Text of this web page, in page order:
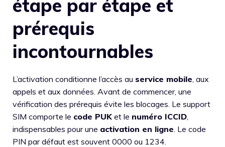
étape par étape et
prérequis
incontournables
L’activation conditionne l’accès au service mobile , aux
appels et aux données. Avant de commencer, une
vérification des prérequis évite les blocages. Le support
SIM comporte le code PUK et le numéro ICCID
indispensables pour une activation en ligne . Le code
PIN par défaut est souvent 0000 ou 1234.